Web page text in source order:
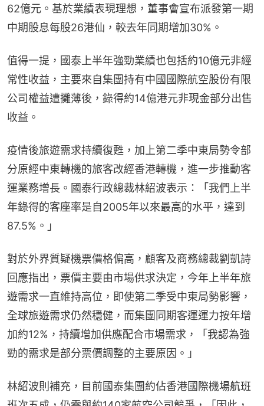
62億元。基於業績表現理想，董事會宣布派發第一期
中期股息每股26港仙，較去年同期增加30%。
值得一提，國泰上半年強勁業績也包括約10億元非經
常性收益，主要來自集團持有中國國際航空股份有限
公司權益遭攤薄後，錄得約14億港元非現金部分出售
收益。
疫情後旅遊需求持續復甦，加上第二季中東局勢令部
分原經中東轉機的旅客改經香港轉機，進一步推動客
運業務增長。國泰行政總裁林紹波表示：「我們上半
年錄得的客座率是自2005年以來最高的水平，達到
87.5%。」
對於外界質疑機票價格偏高，顧客及商務總裁劉凱詩
回應指出，票價主要由市場供求決定，今年上半年旅
遊需求一直維持高位，即使第二季受中東局勢影響，
全球旅遊需求仍然穩健，而集團同期客運運力按年增
加約12%，持續增加供應配合市場需求，「我認為強
勁的需求是部分票價調整的主要原因。」
林紹波則補充，目前國泰集團約佔香港國際機場航班